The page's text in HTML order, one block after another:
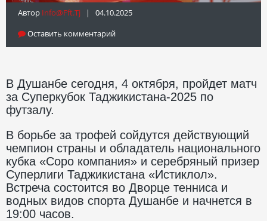
Автор Info@fft.tj | 04.10.2025
Оставить комментарий
В Душанбе сегодня, 4 октября, пройдет матч
за Суперкубок Таджикистана-2025 по
футзалу.
В борьбе за трофей сойдутся действующий
чемпион страны и обладатель национального
кубка «Соро компания» и серебряный призер
Суперлиги Таджикистана «Истиклол».
Встреча состоится во Дворце тенниса и
водных видов спорта Душанбе и начнется в
19:00 часов.